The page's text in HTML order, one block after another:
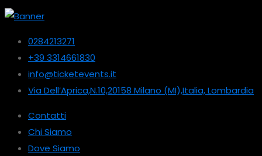
0284213271
+39 3314661830
info@ticketevents.it
Via Dell’Aprica,N.10,20158 Milano (MI),Italia, Lombardia
Contatti
Chi Siamo
Dove Siamo